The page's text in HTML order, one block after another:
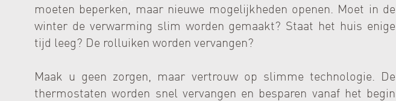
moeten beperken, maar nieuwe mogelijkheden openen. Moet in de
winter de verwarming slim worden gemaakt? Staat het huis enige
tijd leeg? De rolluiken worden vervangen?
Maak u geen zorgen, maar vertrouw op slimme technologie. De
thermostaten worden snel vervangen en besparen vanaf het begin